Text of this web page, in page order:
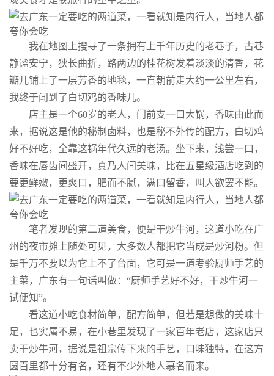
我在地图上搜寻了一条拥有上千年历史的老巷子，古巷
静谧安宁，狭长曲折，路两边的桂花树发着淡淡的清香，花
瓣儿铺上了一层芳香的地毯，一直朝前走大约一公里左右，
我终于闻到了白切鸡的香味儿。
店主是一个60岁的老人，门前支一口大锅，香味由此而
来，据说这是他的秘制卤料，也是秘不外传的配方，白切鸡
好不好吃，全靠这锅年代久远的老汤。坐下来，浅尝一口，
香味在唇齿间盛开，真乃人间美味，比在五星级酒店吃到的
要更鲜嫩，更爽口，肥而不腻，满口留香，叫人欲罢不能。
笔者发现的第二道美食，便是干炒牛河，这道小吃在广
州的夜市摊上随处可见，大多数人都把它当成是炒河粉。但
是千万不要以为它上不了台面，它可是一道考验厨师手艺的
主菜，广东有一句话叫做：“厨师手艺好不好，干炒牛河一
试便知”。
看这道小吃食材简单，配方简单，但若是想做的美味十
足，也实属不易，在小巷里发现了一家百年老店，这家店只
卖干炒牛河，据说是祖宗传下来的手艺，口味独特，在这方
圆百里都十分有名，还有不少外地人慕名而来。